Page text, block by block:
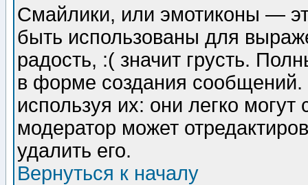
Смайлики, или эмотиконы —
быть использованы для
радость, :( значит грусть.
в форме создания сообщений.
используя их: они легко
модератор может
удалить его.
Вернуться к началу